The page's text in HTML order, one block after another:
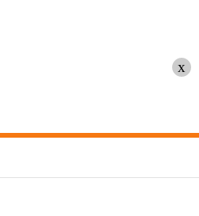
x